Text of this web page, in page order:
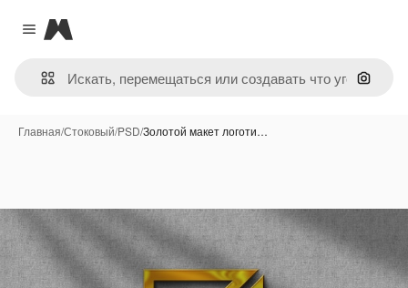
Close menu
Magnific
Поиск
Главная/Стоковый/PSD/Золотой макет логоти…